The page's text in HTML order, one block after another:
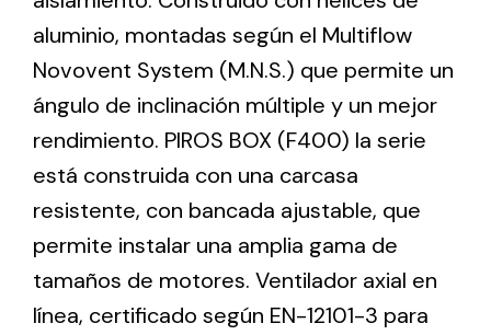
Ventilation
The incorporation of Novovent into the group
meant a greater offer of ventilation products for
different uses
Iluminación Solar
aluminio, montadas según el Multiflow
Novovent System (M.N.S.) que permite un
ángulo de inclinación múltiple y un mejor
rendimiento. PIROS BOX (F400) la serie
está construida con una carcasa
resistente, con bancada ajustable, que
permite instalar una amplia gama de
tamaños de motores. Ventilador axial en
línea, certificado según EN-12101-3 para